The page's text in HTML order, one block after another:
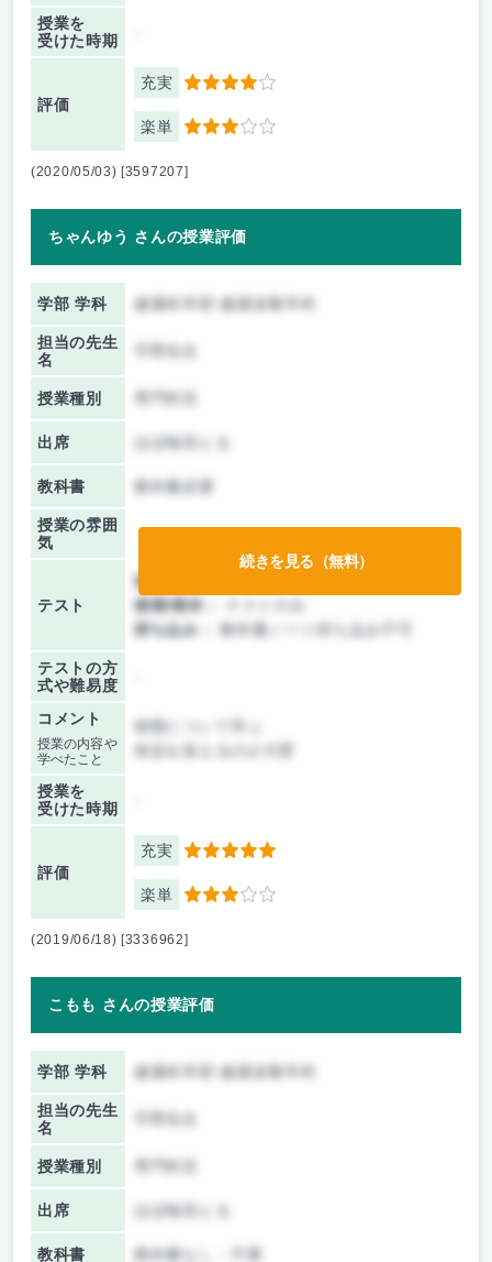
授業を
受けた時期
評価
充実 4
楽単 3
(2020/05/03) [3597207]
ちゃんゆう さんの授業評価
学部 学科 健康科学部 健康栄養学科
担当の先生
名
授業種別
出席 ほぼ毎回とる
教科書 教科書必要
授業の雰囲
気
テスト
前期/中間：
後期/期末：
持ち込み：
教科書ノート持ち込み不可
テストの方
式や難易度
コメント
授業の内容や
学べたこと
授業を
受けた時期
評価
充実 5
楽単 3
続きを見る（無料）
(2019/06/18) [3336962]
こもも さんの授業評価
学部 学科 健康科学部 健康栄養学科
担当の先生
名
授業種別
出席 ほぼ毎回とる
教科書 教科書なし・不要